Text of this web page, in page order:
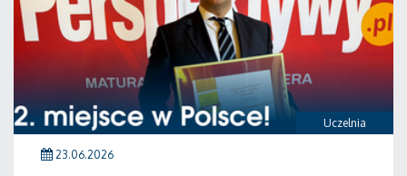
Uczelnia
23.06.2026